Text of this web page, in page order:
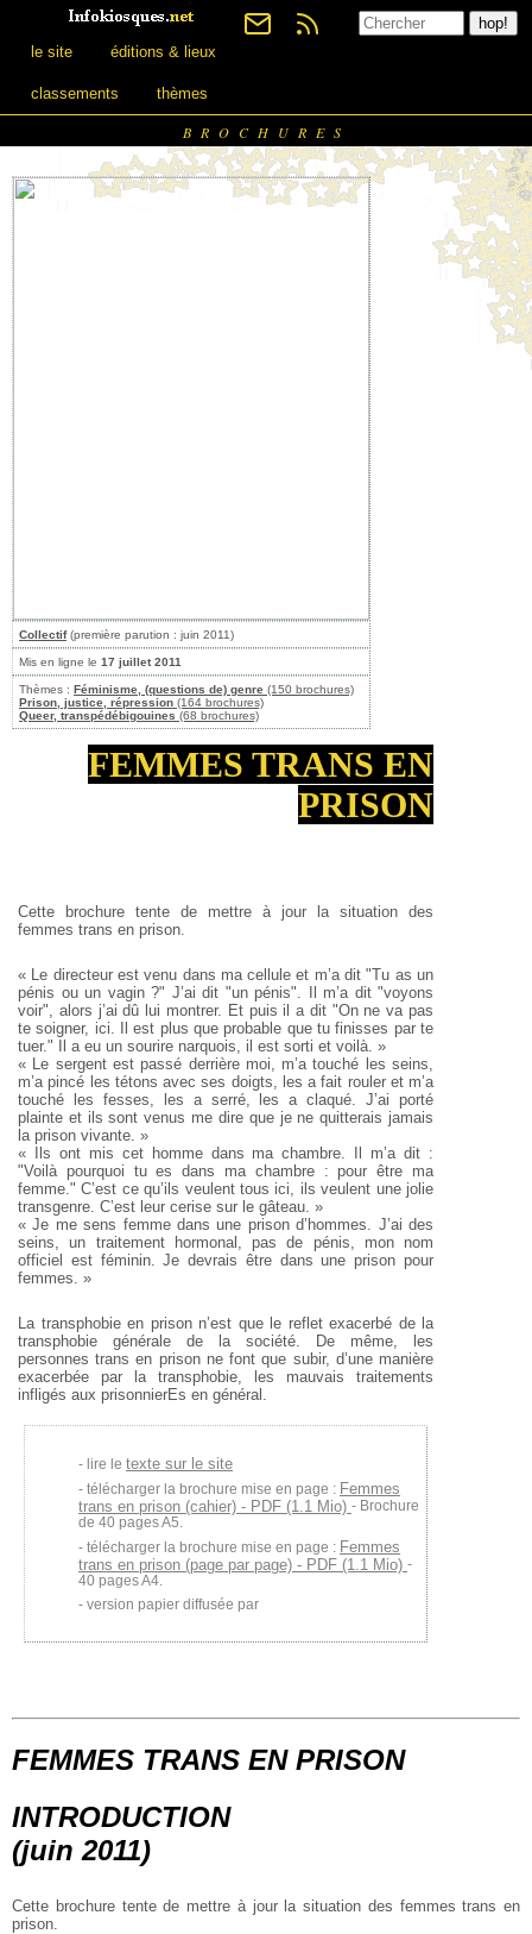
le site éditions & lieux
classements thèmes
BROCHURES
Collectif (première parution : juin 2011)
Mis en ligne le 17 juillet 2011
Thèmes : Féminisme, (questions de) genre (150 brochures)
Prison, justice, répression (164 brochures)
Queer, transpédébigouines (68 brochures)
FEMMES TRANS EN
PRISON
Cette brochure tente de mettre à jour la situation des
femmes trans en prison.
« Le directeur est venu dans ma cellule et m’a dit "Tu as un
pénis ou un vagin ?" J’ai dit "un pénis". Il m’a dit "voyons
voir", alors j’ai dû lui montrer. Et puis il a dit "On ne va pas
te soigner, ici. Il est plus que probable que tu finisses par te
tuer." Il a eu un sourire narquois, il est sorti et voilà. »
« Le sergent est passé derrière moi, m’a touché les seins,
m’a pincé les tétons avec ses doigts, les a fait rouler et m’a
touché les fesses, les a serré, les a claqué. J’ai porté
plainte et ils sont venus me dire que je ne quitterais jamais
la prison vivante. »
« Ils ont mis cet homme dans ma chambre. Il m’a dit :
"Voilà pourquoi tu es dans ma chambre : pour être ma
femme." C’est ce qu’ils veulent tous ici, ils veulent une jolie
transgenre. C’est leur cerise sur le gâteau. »
« Je me sens femme dans une prison d’hommes. J’ai des
seins, un traitement hormonal, pas de pénis, mon nom
officiel est féminin. Je devrais être dans une prison pour
femmes. »
La transphobie en prison n’est que le reflet exacerbé de la
transphobie générale de la société. De même, les
personnes trans en prison ne font que subir, d’une manière
exacerbée par la transphobie, les mauvais traitements
infligés aux prisonnierEs en général.
lire le texte sur le site
télécharger la brochure mise en page : Femmes
trans en prison (cahier) - PDF (1.1 Mio) - Brochure
de 40 pages A5.
télécharger la brochure mise en page : Femmes
trans en prison (page par page) - PDF (1.1 Mio) -
40 pages A4.
version papier diffusée par
FEMMES TRANS EN PRISON
INTRODUCTION
(juin 2011)
Cette brochure tente de mettre à jour la situation des femmes trans en
prison.